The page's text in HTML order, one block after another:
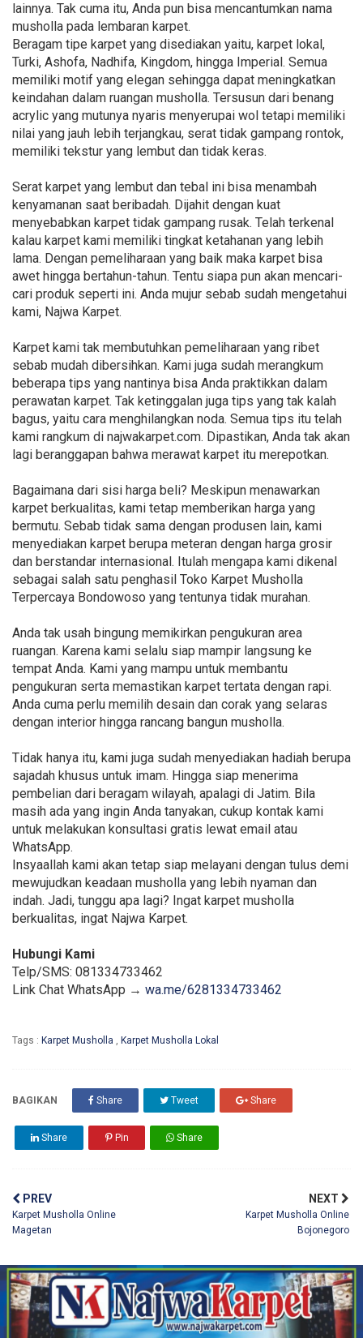
lainnya. Tak cuma itu, Anda pun bisa mencantumkan nama
musholla pada lembaran karpet.
Beragam tipe karpet yang disediakan yaitu, karpet lokal,
Turki, Ashofa, Nadhifa, Kingdom, hingga Imperial. Semua
memiliki motif yang elegan sehingga dapat meningkatkan
keindahan dalam ruangan musholla. Tersusun dari benang
acrylic yang mutunya nyaris menyerupai wol tetapi memiliki
nilai yang jauh lebih terjangkau, serat tidak gampang rontok,
memiliki tekstur yang lembut dan tidak keras.
Serat karpet yang lembut dan tebal ini bisa menambah
kenyamanan saat beribadah. Dijahit dengan kuat
menyebabkan karpet tidak gampang rusak. Telah terkenal
kalau karpet kami memiliki tingkat ketahanan yang lebih
lama. Dengan pemeliharaan yang baik maka karpet bisa
awet hingga bertahun-tahun. Tentu siapa pun akan mencari-
cari produk seperti ini. Anda mujur sebab sudah mengetahui
kami, Najwa Karpet.
Karpet kami tak membutuhkan pemeliharaan yang ribet
sebab mudah dibersihkan. Kami juga sudah merangkum
beberapa tips yang nantinya bisa Anda praktikkan dalam
perawatan karpet. Tak ketinggalan juga tips yang tak kalah
bagus, yaitu cara menghilangkan noda. Semua tips itu telah
kami rangkum di najwakarpet.com. Dipastikan, Anda tak akan
lagi beranggapan bahwa merawat karpet itu merepotkan.
Bagaimana dari sisi harga beli? Meskipun menawarkan
karpet berkualitas, kami tetap memberikan harga yang
bermutu. Sebab tidak sama dengan produsen lain, kami
menyediakan karpet berupa meteran dengan harga grosir
dan berstandar internasional. Itulah mengapa kami dikenal
sebagai salah satu penghasil Toko Karpet Musholla
Terpercaya Bondowoso yang tentunya tidak murahan.
Anda tak usah bingung memikirkan pengukuran area
ruangan. Karena kami selalu siap mampir langsung ke
tempat Anda. Kami yang mampu untuk membantu
pengukuran serta memastikan karpet tertata dengan rapi.
Anda cuma perlu memilih desain dan corak yang selaras
dengan interior hingga rancang bangun musholla.
Tidak hanya itu, kami juga sudah menyediakan hadiah berupa
sajadah khusus untuk imam. Hingga siap menerima
pembelian dari beragam wilayah, apalagi di Jatim. Bila
masih ada yang ingin Anda tanyakan, cukup kontak kami
untuk melakukan konsultasi gratis lewat email atau
WhatsApp.
Insyaallah kami akan tetap siap melayani dengan tulus demi
mewujudkan keadaan musholla yang lebih nyaman dan
indah. Jadi, tunggu apa lagi? Ingat karpet musholla
berkualitas, ingat Najwa Karpet.
Hubungi Kami
Telp/SMS: 081334733462
Link Chat WhatsApp → wa.me/6281334733462
Tags : Karpet Musholla , Karpet Musholla Lokal
BAGIKAN Share Tweet Share
Share Pin Share
PREV
Karpet Musholla Online
Magetan
NEXT
Karpet Musholla Online
Bojonegoro